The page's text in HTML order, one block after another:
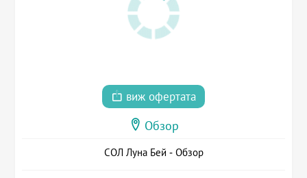
виж офертата
Обзор
СОЛ Луна Бей - Обзор